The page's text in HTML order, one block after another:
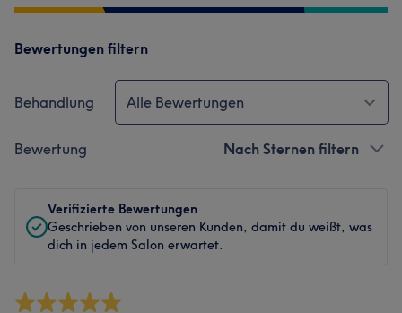
Bewertungen filtern
Behandlung Alle Bewertungen
Bewertung Nach Sternen filtern
Verifizierte Bewertungen
Geschrieben von unseren Kunden, damit du weißt, was
dich in jedem Salon erwartet.